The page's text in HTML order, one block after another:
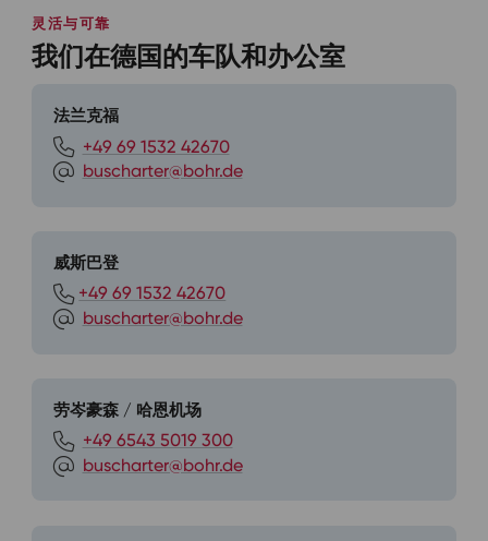
我们在德国的车队和办公室
灵活与可靠
法兰克福
+49 69 1532 42670
buscharter@bohr.de
威斯巴登
+49 69 1532 42670
buscharter@bohr.de
劳岑豪森 / 哈恩机场
+49 6543 5019 300
buscharter@bohr.de